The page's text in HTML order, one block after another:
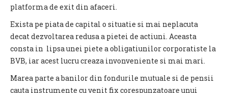
platforma de exit din afaceri.
Exista pe piata de capital o situatie si mai neplacuta
decat dezvoltarea redusa a pietei de actiuni. Aceasta
consta in lipsa unei piete a obligatiunilor corporatiste la
BVB, iar acest lucru creaza invonveniente si mai mari.
Marea parte a banilor din fondurile mutuale si de pensii
cauta instrumente cu venit fix corespunzatoare unui